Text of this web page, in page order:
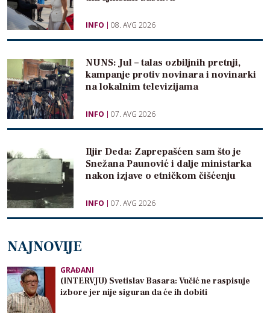
INFO 08. AVG 2026
NUNS: Jul – talas ozbiljnih pretnji,
kampanje protiv novinara i novinarki
na lokalnim televizijama
INFO 07. AVG 2026
Iljir Deda: Zaprepašćen sam što je
Snežana Paunović i dalje ministarka
nakon izjave o etničkom čišćenju
INFO 07. AVG 2026
NAJNOVIJE
GRAĐANI
(INTERVJU) Svetislav Basara: Vučić ne raspisuje
izbore jer nije siguran da će ih dobiti